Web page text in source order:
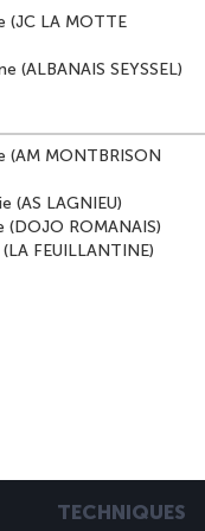
(JC LA MOTTE
(ALBANAIS SEYSSEL)
(AM MONTBRISON
(AS LAGNIEU)
(DOJO ROMANAIS)
FEUILLANTINE)
TECHNIQUES